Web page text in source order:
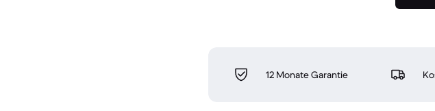
12 Monate Garantie